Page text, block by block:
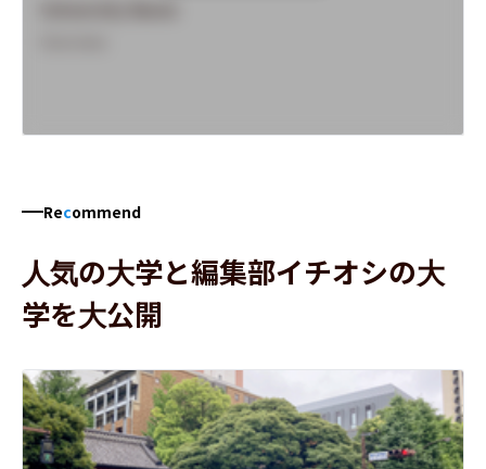
Recommend
人気の大学と編集部イチオシの大
学を大公開